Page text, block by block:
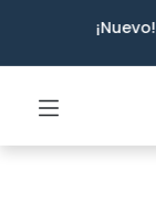
¡Nuevo!